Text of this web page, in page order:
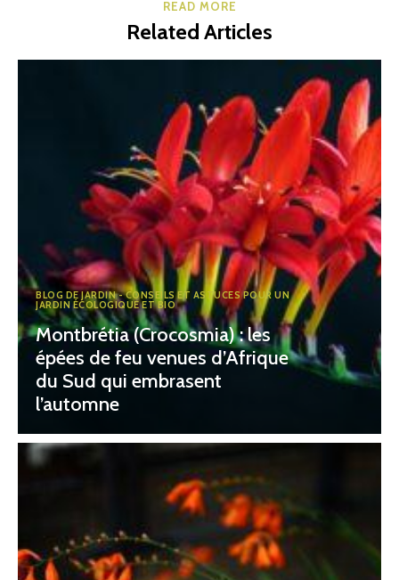
READ MORE
Related Articles
BLOG DE JARDIN - CONSEILS ET ASTUCES POUR UN
JARDIN ÉCOLOGIQUE ET BIO
Montbrétia (Crocosmia) : les
épées de feu venues d’Afrique
du Sud qui embrasent
l’automne